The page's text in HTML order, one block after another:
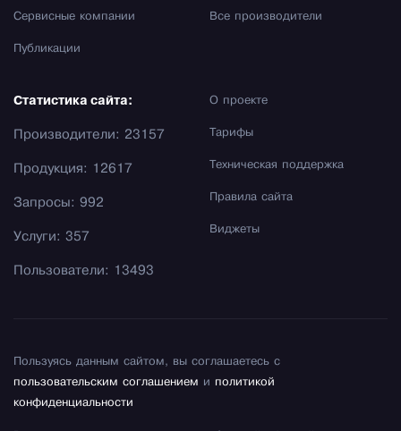
Сервисные компании
Публикации
Все производители
О проекте
Тарифы
Техническая поддержка
Правила сайта
Виджеты
Статистика сайта:
Производители: 23157
Продукция: 12617
Запросы: 992
Услуги: 357
Пользователи: 13493
Пользуясь данным сайтом, вы соглашаетесь с
пользовательским соглашением и политикой
конфиденциальности